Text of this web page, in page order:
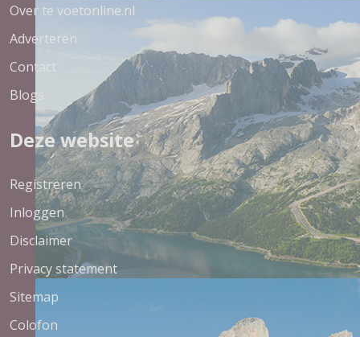
Over te voetonline.nl
Adverteren
Contact
Blogs
Deze website
Registreren
Inloggen
Disclaimer
Privacy statement
Sitemap
Colofon